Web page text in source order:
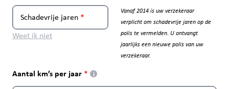
Schadevrije jaren
Weet ik niet
Vanaf 2014 is uw verzekeraar
verplicht om schadevrije jaren op de
polis te vermelden. U ontvangt
jaarlijks een nieuwe polis van uw
verzekeraar.
Aantal km’s per jaar i